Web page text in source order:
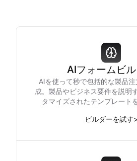
AIフォームビ
AIを使って秒で包括的な製品
成。製品やビジネス要件を説明
タマイズされたテンプレート
ビルダーを試す>